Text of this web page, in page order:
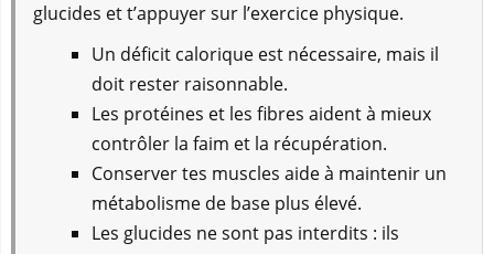
glucides et t’appuyer sur l’exercice physique.
Un déficit calorique est nécessaire, mais il
doit rester raisonnable.
Les protéines et les fibres aident à mieux
contrôler la faim et la récupération.
Conserver tes muscles aide à maintenir un
métabolisme de base plus élevé.
Les glucides ne sont pas interdits : ils